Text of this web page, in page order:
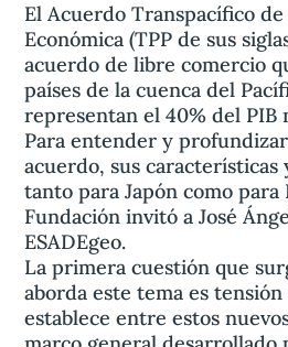
El Acuerdo Transpacífico
Económica (TPP de sus
acuerdo de libre comercio
países de la cuenca del
representan el 40% del PIB
Para entender y
acuerdo, sus características
tanto para Japón como para
Fundación invitó a José
ESADEgeo.
La primera cuestión que
aborda este tema es
establece entre estos